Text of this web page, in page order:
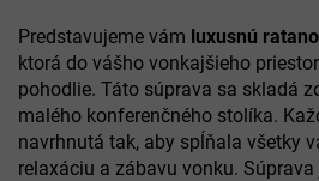
Predstavujeme vám luxusnú
ktorá do vášho vonkajšieho
pohodlie. Táto súprava sa skladá
malého konferenčného stolíka.
navrhnutá tak, aby spĺňala všetky
relaxáciu a zábavu vonku.